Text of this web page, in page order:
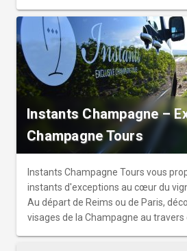
quelques heures devant une bonne
Instants Champagne –
Champagne Tours
Instants Champagne Tours vous
instants d'exceptions au cœur du
Au départ de Reims ou de Paris,
visages de la Champagne au
itinéraire sur mesure pour répondre